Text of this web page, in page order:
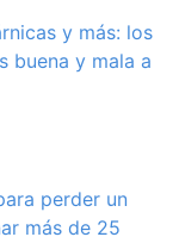
y más: los
buena y mala a
perder un
más de 25